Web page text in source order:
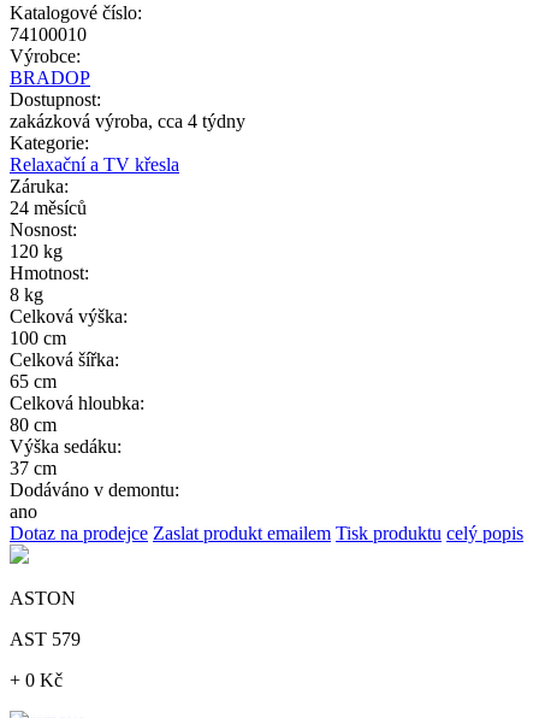
Katalogové číslo:
74100010
Výrobce:
BRADOP
Dostupnost:
zakázková výroba, cca 4 týdny
Kategorie:
Relaxační a TV křesla
Záruka:
24 měsíců
Nosnost:
120 kg
Hmotnost:
8 kg
Celková výška:
100 cm
Celková šířka:
65 cm
Celková hloubka:
80 cm
Výška sedáku:
37 cm
Dodáváno v demontu:
ano
Dotaz na prodejce Zaslat produkt emailem Tisk produktu celý popis
ASTON
AST 579
+ 0 Kč